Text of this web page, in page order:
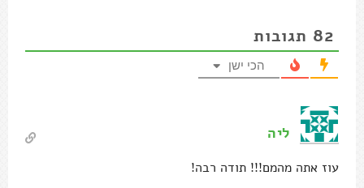
82 תגובות
הכי ישן
ליה
עוז אתה מהמם!!! תודה רבה!